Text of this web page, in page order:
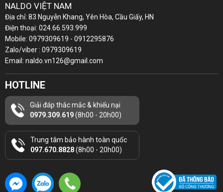
NALDO VIỆT NAM
Địa chỉ: 83 Nguyễn Khang, Yên Hòa, Cầu Giấy, HN
Điện thoại: 024.66.593.999
Mobile: 0979309619 - 0912295876
Zalo/viber : 0979309619
Email: naldo.vn126@gmail.com
HOTLINE
Giải đáp thắc mắc & khiếu nại
0979.309.619(8h00 - 20h00)
Trung tâm bảo hành toàn quốc
097.670.8828(8h00 - 20h00)